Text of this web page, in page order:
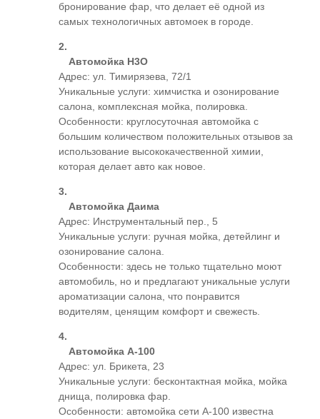
бронирование фар, что делает её одной из
самых технологичных автомоек в городе.
Автомойка H3O
Адрес: ул. Тимирязева, 72/1
Уникальные услуги: химчистка и озонирование
салона, комплексная мойка, полировка.
Особенности: круглосуточная автомойка с
большим количеством положительных отзывов за
использование высококачественной химии,
которая делает авто как новое.
Автомойка Даима
Адрес: Инструментальный пер., 5
Уникальные услуги: ручная мойка, детейлинг и
озонирование салона.
Особенности: здесь не только тщательно моют
автомобиль, но и предлагают уникальные услуги
ароматизации салона, что понравится
водителям, ценящим комфорт и свежесть.
Автомойка А-100
Адрес: ул. Брикета, 23
Уникальные услуги: бесконтактная мойка, мойка
днища, полировка фар.
Особенности: автомойка сети А-100 известна